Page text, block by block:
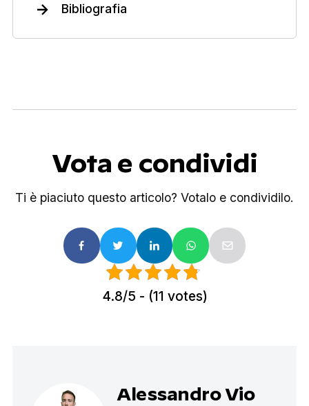
Bibliografia
Vota e condividi
Ti è piaciuto questo articolo? Votalo e condividilo.
4.8/5 - (11 votes)
Alessandro Vio